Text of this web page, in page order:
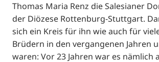
Thomas Maria Renz die Salesianer
der Diözese Rottenburg-Stuttgart.
sich ein Kreis für ihn wie auch für
Brüdern in den vergangenen Jahren
waren: Vor 23 Jahren war es nämlich